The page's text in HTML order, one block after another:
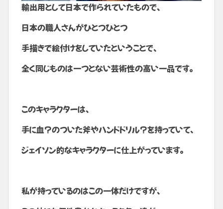
輸出用として日本で作られていたもので、
日本の職人さんがひとつひとつ
手描きで絵付けをしていたということで、
全く同じものは一つとない芸術性の高い一品です。
このキャラクターは、
手に血?のついた斧やハンドドリル?を持っていて、
ジェイソン的なキャラクターに仕上がっています。
私が持っているのはこの一体だけですが、